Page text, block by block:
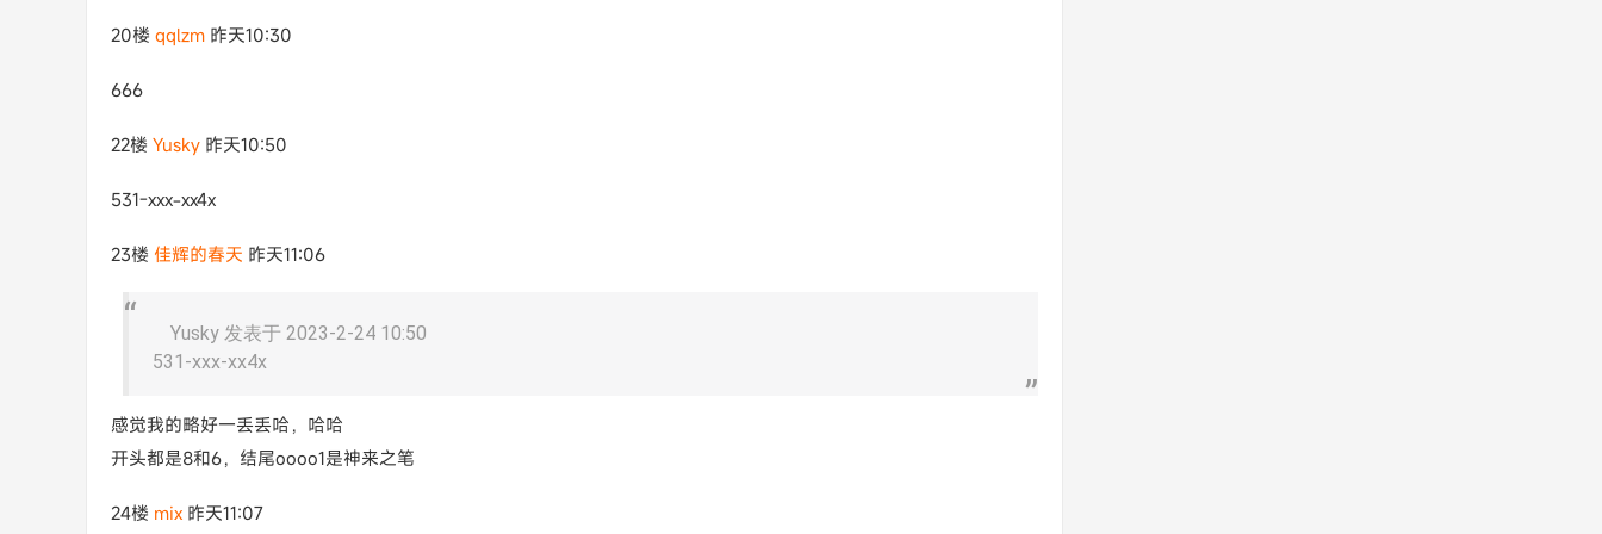
20楼 qqlzm 昨天10:30
666
22楼 Yusky 昨天10:50
531-xxx-xx4x
23楼 佳辉的春天 昨天11:06
Yusky 发表于 2023-2-24 10:50
531-xxx-xx4x
感觉我的略好一丢丢哈，哈哈
开头都是8和6，结尾oooo1是神来之笔
24楼 mix 昨天11:07